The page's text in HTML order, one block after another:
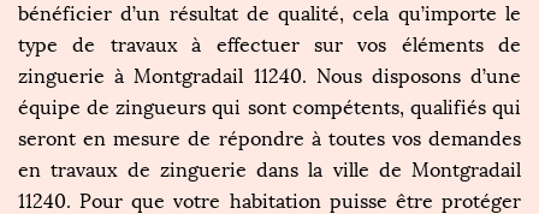
bénéficier d’un résultat de qualité, cela qu’importe le
type de travaux à effectuer sur vos éléments de
zinguerie à Montgradail 11240. Nous disposons d’une
équipe de zingueurs qui sont compétents, qualifiés qui
seront en mesure de répondre à toutes vos demandes
en travaux de zinguerie dans la ville de Montgradail
11240. Pour que votre habitation puisse être protéger